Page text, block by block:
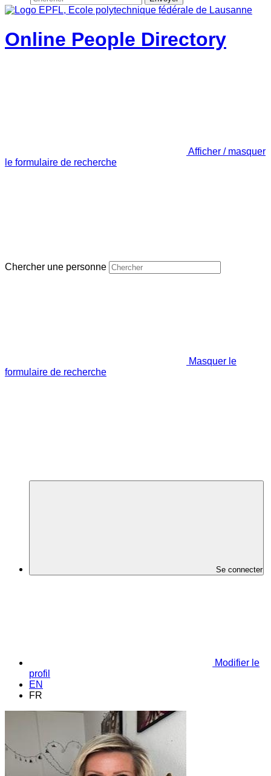
Online People Directory
Afficher / masquer
le formulaire de recherche
Chercher une personne
Masquer le
formulaire de recherche
Se connecter
Modifier le
profil
EN
FR